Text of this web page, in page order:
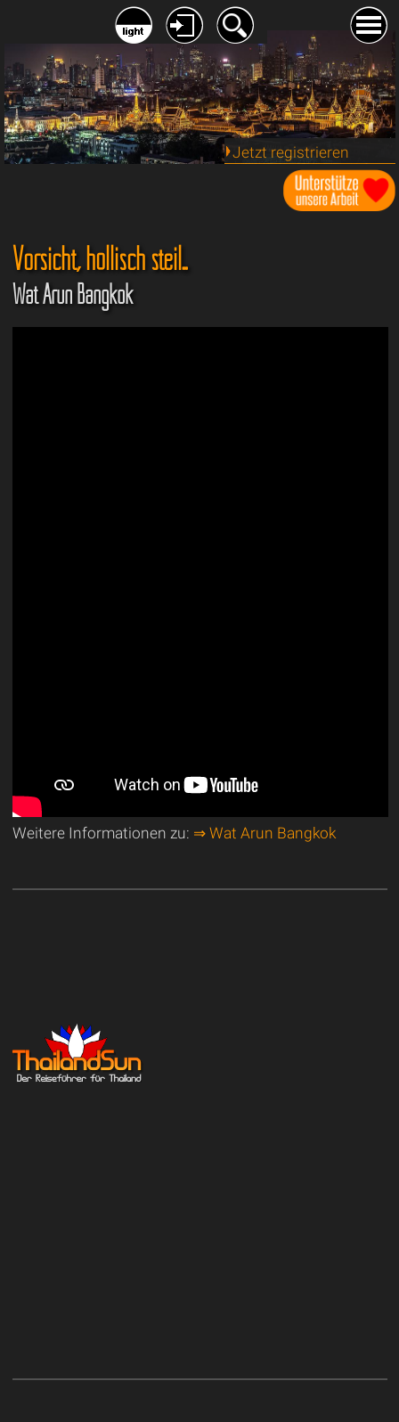
Jetzt registrieren
Vorsicht, höllisch steil...
Wat Arun Bangkok
Weitere Informationen zu: ⇒ Wat Arun Bangkok